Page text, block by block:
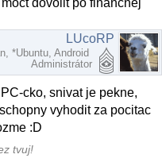
LUcoRP
*Ubuntu, Android
Administrátor
cko, snivat je pekne,
vyhodit za pocitac
:D
tvuj!